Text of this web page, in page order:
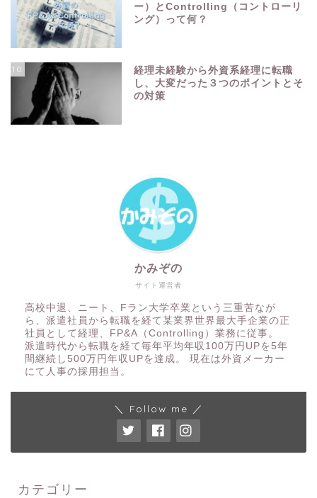
ー）とControlling（コントローリ
ング）って何？
10
経理未経験から外資系経理に転職
し、大変だった３つのポイントとそ
の対策
サイト運営者
かみぞの
高校中退、ニート、Fラン大学卒業という三重苦なが
ら、派遣社員から転職を経て某業界世界最大手企業の正
社員として経理、FP&A（Controlling）業務に従事。
派遣時代から転職を経て毎年平均年収100万円UPを5年
間継続し500万円年収UPを達成。 現在は外資メーカー
にて人事の採用担当。
＼ Follow me ／
カテゴリー